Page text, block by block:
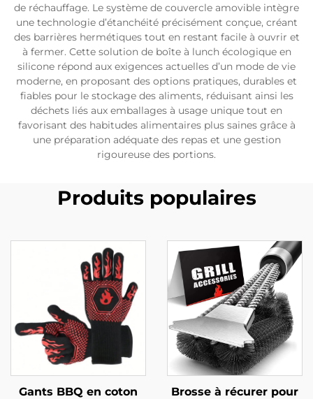
de réchauffage. Le système de couvercle amovible intègre
une technologie d’étanchéité précisément conçue, créant
des barrières hermétiques tout en restant facile à ouvrir et
à fermer. Cette solution de boîte à lunch écologique en
silicone répond aux exigences actuelles d’un mode de vie
moderne, en proposant des options pratiques, durables et
fiables pour le stockage des aliments, réduisant ainsi les
déchets liés aux emballages à usage unique tout en
favorisant des habitudes alimentaires plus saines grâce à
une préparation adéquate des repas et une gestion
rigoureuse des portions.
Produits populaires
Gants BBQ en coton
Brosse à récurer pour